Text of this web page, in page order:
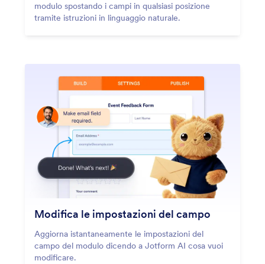
modulo spostando i campi in qualsiasi posizione
tramite istruzioni in linguaggio naturale.
Modifica le impostazioni del campo
Aggiorna istantaneamente le impostazioni del
campo del modulo dicendo a Jotform AI cosa vuoi
modificare.